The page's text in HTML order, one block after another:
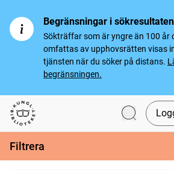
Begränsningar i sökresultaten
Sökträffar som är yngre än 100 år
omfattas av upphovsrätten visas
tjänsten när du söker på distans.
begränsningen.
Svenska tidningar
Filtrera